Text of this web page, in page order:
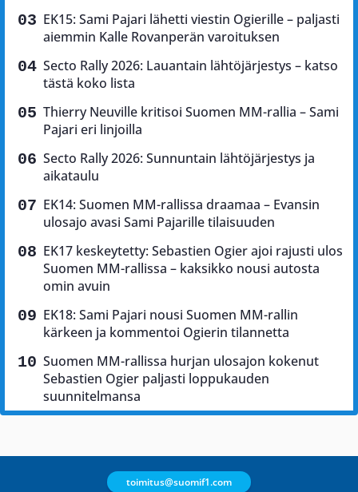
EK15: Sami Pajari lähetti viestin Ogierille – paljasti
aiemmin Kalle Rovanperän varoituksen
Secto Rally 2026: Lauantain lähtöjärjestys – katso
tästä koko lista
Thierry Neuville kritisoi Suomen MM-rallia – Sami
Pajari eri linjoilla
Secto Rally 2026: Sunnuntain lähtöjärjestys ja
aikataulu
EK14: Suomen MM-rallissa draamaa – Evansin
ulosajo avasi Sami Pajarille tilaisuuden
EK17 keskeytetty: Sebastien Ogier ajoi rajusti ulos
Suomen MM-rallissa – kaksikko nousi autosta
omin avuin
EK18: Sami Pajari nousi Suomen MM-rallin
kärkeen ja kommentoi Ogierin tilannetta
Suomen MM-rallissa hurjan ulosajon kokenut
Sebastien Ogier paljasti loppukauden
suunnitelmansa
toimitus@suomif1.com